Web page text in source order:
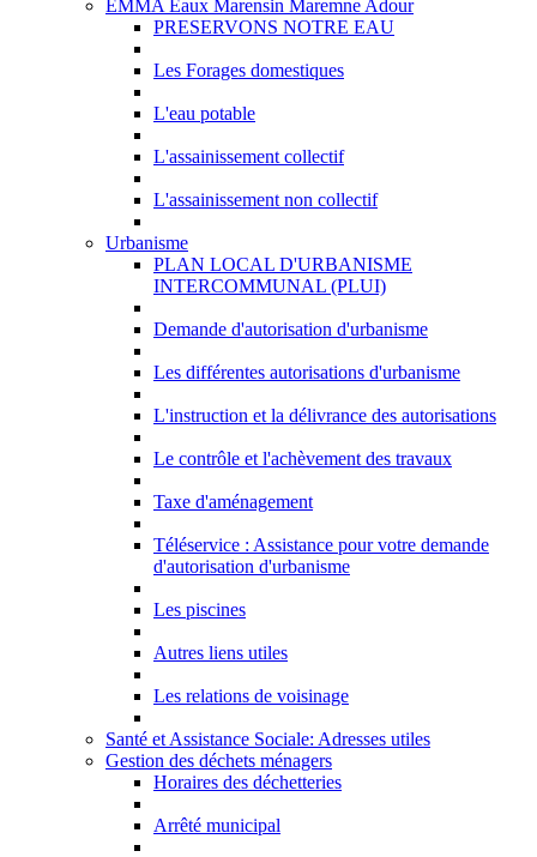
EMMA Eaux Marensin Maremne Adour
PRESERVONS NOTRE EAU
Les Forages domestiques
L'eau potable
L'assainissement collectif
L'assainissement non collectif
Urbanisme
PLAN LOCAL D'URBANISME
INTERCOMMUNAL (PLUI)
Demande d'autorisation d'urbanisme
Les différentes autorisations d'urbanisme
L'instruction et la délivrance des autorisations
Le contrôle et l'achèvement des travaux
Taxe d'aménagement
Téléservice : Assistance pour votre demande
d'autorisation d'urbanisme
Les piscines
Autres liens utiles
Les relations de voisinage
Santé et Assistance Sociale: Adresses utiles
Gestion des déchets ménagers
Horaires des déchetteries
Arrêté municipal